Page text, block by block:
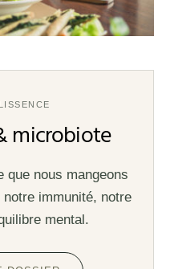
microbiote
que nous mangeons
immunité, notre
mental.